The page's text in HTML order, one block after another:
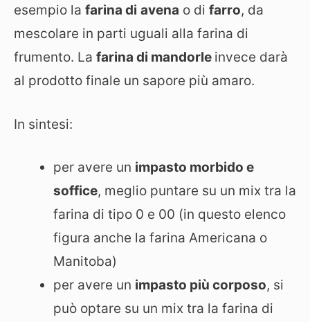
esempio la farina di avena o di farro, da
mescolare in parti uguali alla farina di
frumento. La farina di mandorle invece darà
al prodotto finale un sapore più amaro.
In sintesi:
per avere un impasto morbido e
soffice, meglio puntare su un mix tra la
farina di tipo 0 e 00 (in questo elenco
figura anche la farina Americana o
Manitoba)
per avere un impasto più corposo, si
può optare su un mix tra la farina di